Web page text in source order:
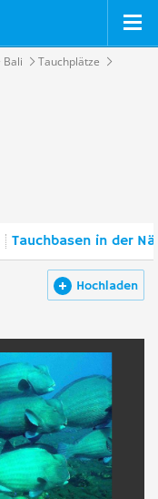
Bali Tauchplätze
Tauchbasen in der
Hochladen